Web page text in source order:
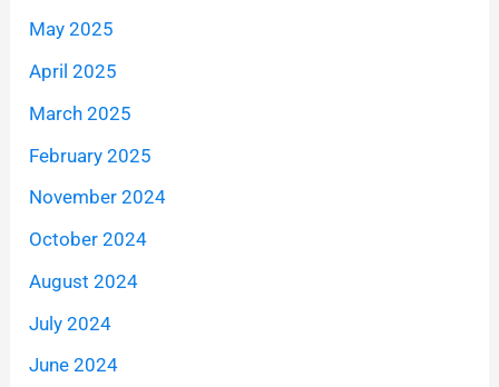
May 2025
April 2025
March 2025
February 2025
November 2024
October 2024
August 2024
July 2024
June 2024